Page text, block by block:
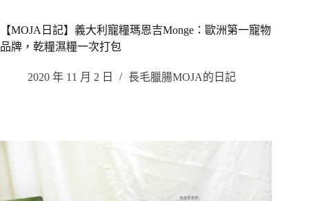
【MOJA日記】義大利寵糧瑪恩吉Monge：歐洲第一寵物
品牌，乾糧濕糧一次打包
2020 年 11 月 2 日 長毛臘腸MOJA的日記